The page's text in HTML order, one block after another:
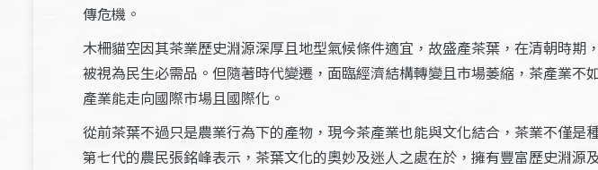
傳危機。
木柵貓空因其茶業歷史淵源深厚且地型氣候條件適宜，故盛產茶葉，在清朝時
被視為民生必需品。但隨著時代變遷，面臨經濟結構轉變且市場萎縮，茶產業
產業能走向國際市場且國際化。
從前茶葉不過只是農業行為下的產物，現今茶產業也能與文化結合，茶業不僅
第七代的農民張銘峰表示，茶葉文化的奧妙及迷人之處在於，擁有豐富歷史淵